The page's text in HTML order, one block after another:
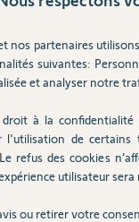
Somfy), sauf si votre
nos partenaires
suivantes:
et analyser notre
à la confidentialité
de certains
refus des cookies
utilisateur sera
ou retirer votre